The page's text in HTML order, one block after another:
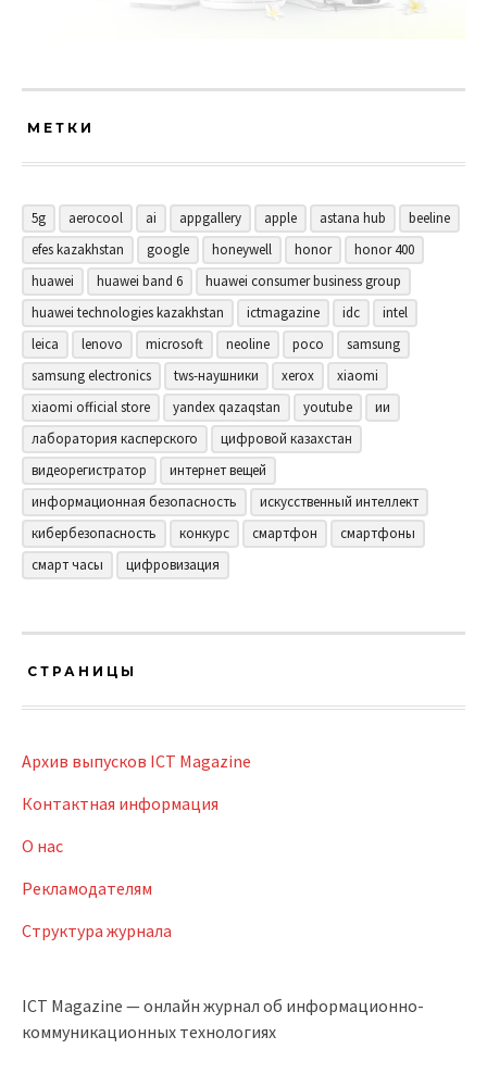
МЕТКИ
5g aerocool ai appgallery apple astana hub
beeline
efes kazakhstan
google honeywell honor
honor 400
huawei
huawei band 6
huawei consumer business group
huawei technologies kazakhstan
ictmagazine idc
intel
leica
lenovo microsoft neoline poco
samsung
samsung electronics
tws-наушники xerox
xiaomi
xiaomi official store
yandex qazaqstan youtube
ии
лаборатория касперского
цифровой казахстан
видеорегистратор
интернет вещей
информационная безопасность
искусственный интеллект
кибербезопасность
конкурс смартфон
смартфоны
смарт часы
цифровизация
СТРАНИЦЫ
Архив выпусков ICT Magazine
Контактная информация
О нас
Рекламодателям
Структура журнала
ICT Magazine — онлайн журнал об информационно-
коммуникационных технологиях